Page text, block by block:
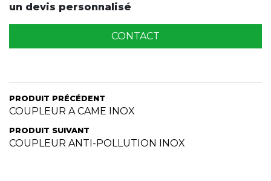
un devis personnalisé
CONTACT
PRODUIT PRÉCÉDENT
COUPLEUR A CAME INOX
PRODUIT SUIVANT
COUPLEUR ANTI-POLLUTION INOX